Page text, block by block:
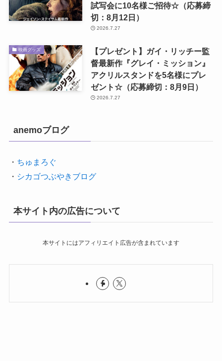
試写会に10名様ご招待☆（応募締
切：8月12日）
2026.7.27
映画グッズ
【プレゼント】ガイ・リッチー監
督最新作『グレイ・ミッション』
アクリルスタンドを5名様にプレ
ゼント☆（応募締切：8月9日）
2026.7.27
anemoブログ
・ ちゅまろぐ
・ シカゴつぶやきブログ
本サイト内の広告について
本サイトにはアフィリエイト広告が含まれています